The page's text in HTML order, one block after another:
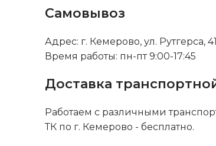
Самовывоз
Адрес: г. Кемерово, ул. Рутгерса,
Время работы: пн-пт 9:00-17:45
Доставка
Работаем с различными
ТК по г. Кемерово - бесплатно.